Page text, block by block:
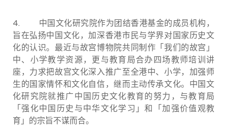
4.
中国文化研究院作为团结香港基金的成员机构，
旨在弘扬中国文化，加深香港市民与学界对国家历史文
化的认识。最近与故宫博物院共同制作「我们的故宫」
中、小学教学资源，更与教育局合办四场教师培训讲
座，力求把故宫文化深入推广至全港中、小学，加强师
生的国家情怀和文化自信，继而主动传承文化。中国文
化研究院就推广中国历史文化教育的努力，与教育局
「强化中国历史与中华文化学习」和「加强价值观教
育」的宗旨不谋而合。